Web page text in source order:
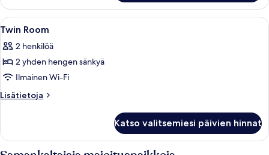
huone
(kaksi
sänkyä)
Avaa
kaikki
huonetyypin
Twin
Room
kuvat
Hotellihuone, jossa on suuri sänky,
11
Twin Room
2 henkilöä
2 yhden hengen sänkyä
Ilmainen Wi-Fi
Lisätietoja
Lisätietoja
Katso valitsemiesi päivien hinnat